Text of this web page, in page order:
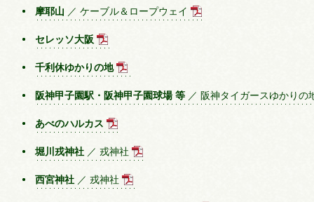
摩耶山 ／ ケーブル＆ロープウェイ
セレッソ大阪
千利休ゆかりの地
阪神甲子園駅・阪神甲子園球場 等 ／ 阪神タイガースゆかりの
あべのハルカス
堀川戎神社 ／ 戎神社
西宮神社 ／ 戎神社